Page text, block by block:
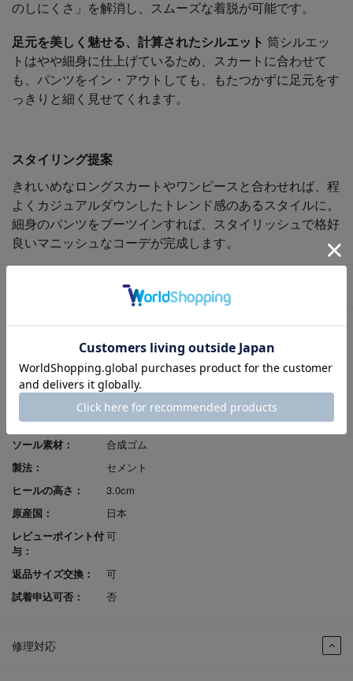
商品番号：
HKL1039-BLA-230
BLACK
性別：
婦人
発売シーズン：
ｱｯﾊﾟｰ材料：
牛革
ソール素材：
合成ゴム
製法：
セメント
ヒールの高さ：
3.0cm
原産国：
日本
レビューポイント付
与：
可
返品サイズ交換：
可
試着申込可否：
否
修理対応
のしにくさ」を解消し、スムーズな着脱が可能です。
足元を美しく魅せる、計算されたシルエット 筒シルエッ
トはやや細身に仕上げているため、スカートに合わせて
も、パンツをイン・アウトしても、もたつかずに足元をす
っきりと細く見せてくれます。
スタイリング提案
きれいめなロングスカートやワンピースと合わせれば、程
よくカジュアルダウンしたトレンド感のあるスタイルに。
細身のパンツをブーツインすれば、スタイリッシュで格好
良いマニッシュなコーデが完成します。